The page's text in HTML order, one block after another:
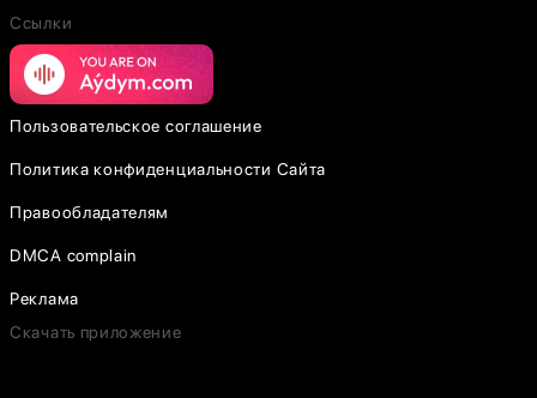
Ссылки
Пользовательское соглашение
Политика конфиденциальности Сайта
Правообладателям
DMCA complain
Реклама
Скачать приложение